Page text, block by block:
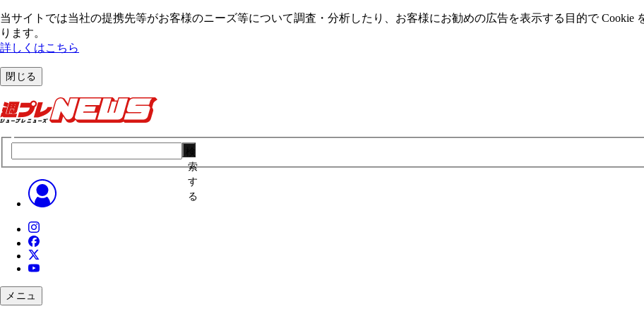
当サイトでは当社の提携先等がお客様のニーズ等について調査・分析したり、お客様にお勧めの広告を表⽰する⽬的で Cookie
ります。
詳しくはこちら
閉じる
索
す
る
メニュ